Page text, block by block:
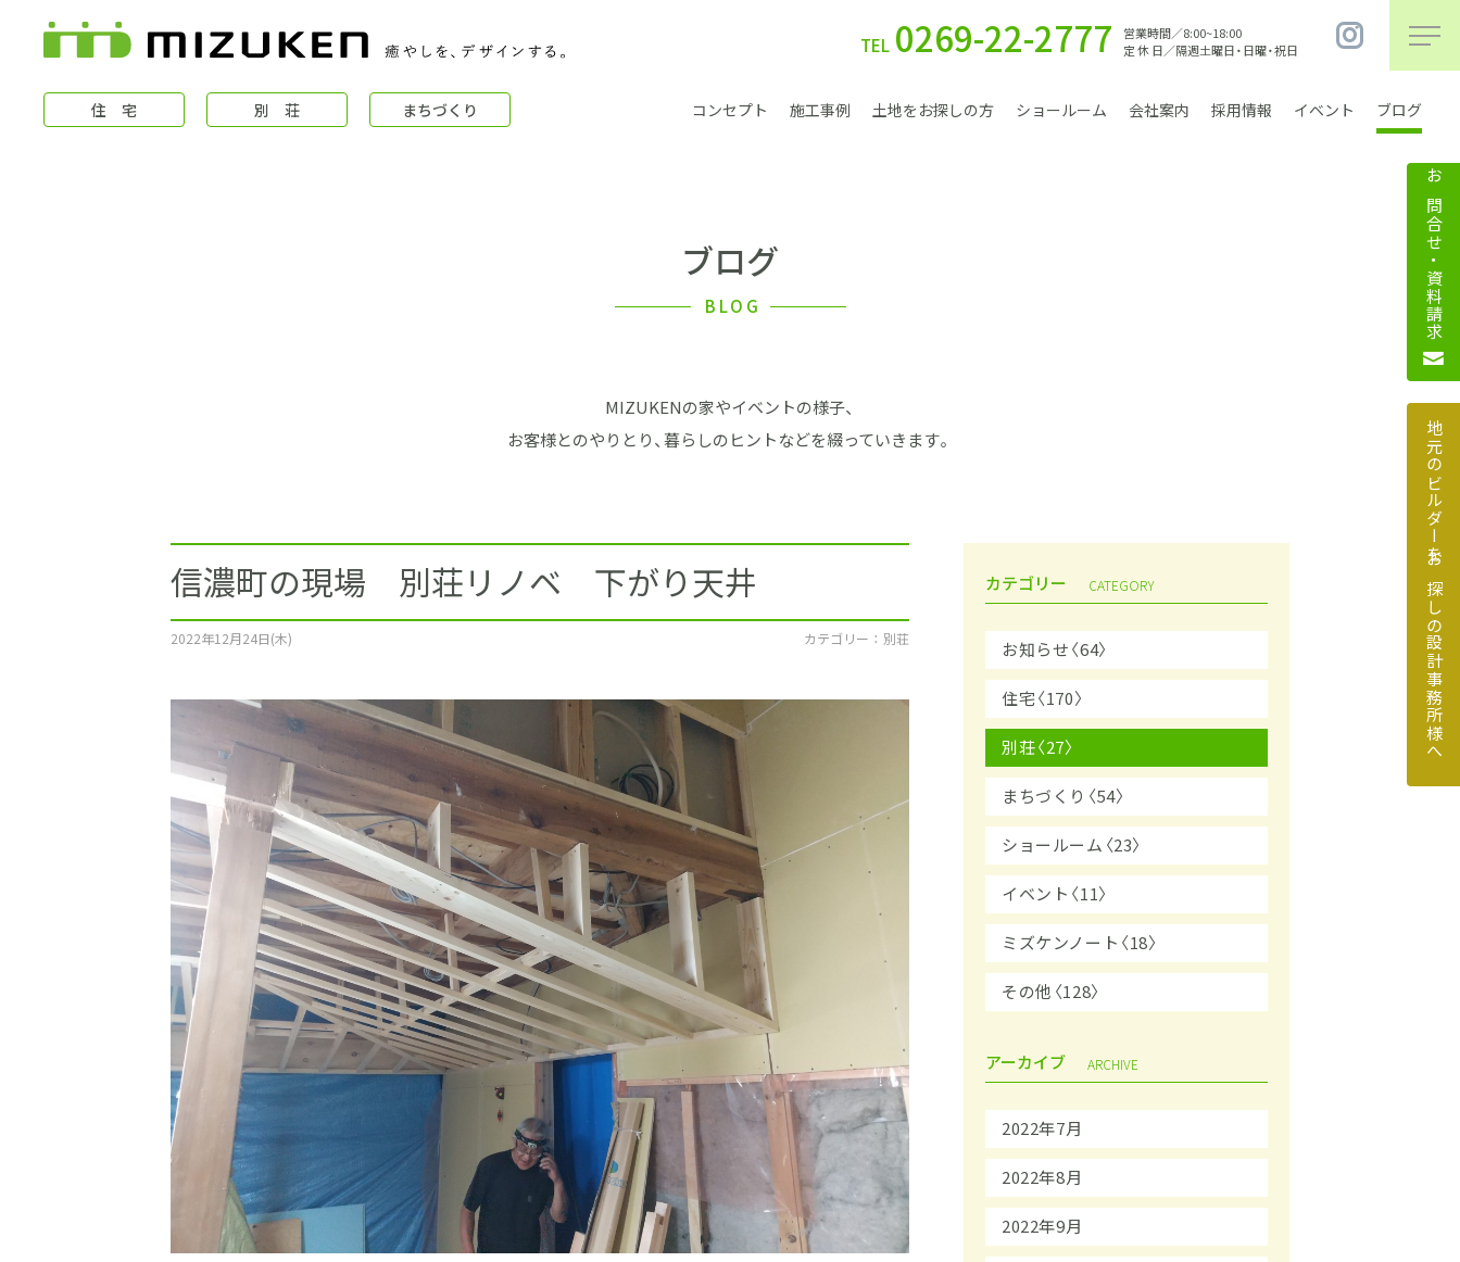
TEL 0269-22-2777
営業時間／8:00~18:00
定 休 日／隔週土曜日・日曜・祝日
住 宅 別 荘 まちづくり コンセプト 施工事例 土地をお探しの方 ショールーム 会社案内 採用情報 イベント ブログ
別 荘
会社案内
土地をお探しの方
ショールーム ブログ
お問合せ・資料請求 お探しの設計事務所様へ
ブログ
BLOG
MIZUKENの家やイベントの様子、
お客様とのやりとり、暮らしのヒントなどを綴っていきます。
信濃町の現場 別荘リノベ 下がり天井
2022年12月24日(木) カテゴリー ： 別荘
カテゴリー CATEGORY
お知らせ〈64〉
住宅〈170〉
別荘〈27〉
まちづくり〈54〉
ショールーム〈23〉
イベント〈11〉
ミズケンノート〈18〉
その他〈128〉
アーカイブ ARCHIVE
2022年7月
2022年8月
2022年9月
お問合せ・資料請求
地元のビルダーをお探しの設計事務所様へ